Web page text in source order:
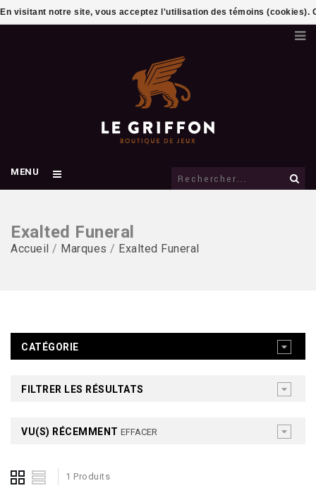
MENU
Exalted Funeral
Accueil / Marques / Exalted Funeral
CATÉGORIE
FILTRER LES RÉSULTATS
VU(S) RÉCEMMENT EFFACER
1 Produits
En visitant notre site, vous acceptez l'utilisation des témoins